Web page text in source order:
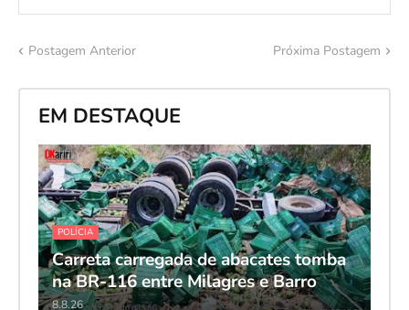
Postagem Anterior Próxima Postagem
EM DESTAQUE
POLÍCIA
Carreta carregada de abacates tomba
na BR-116 entre Milagres e Barro
8.8.26